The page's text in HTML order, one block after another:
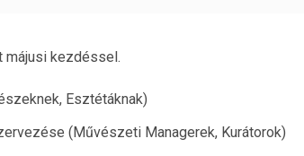
májusi kezdéssel.
Esztétáknak)
(Művészeti Managerek, Kurátorok)